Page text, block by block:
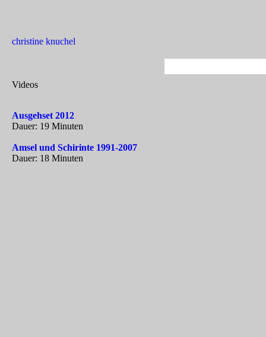
christine knuchel
Videos
Ausgehset 2012
Dauer: 19 Minuten
Amsel und Schirinte 1991-2007
Dauer: 18 Minuten